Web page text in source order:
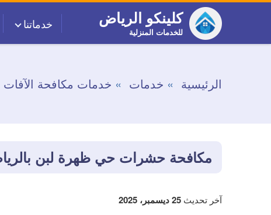
كلينكو الرياض
للخدمات المنزلية
خدماتنا
الرئيسية خدمات خدمات مكافحة الآفات
مكافحة حشرات حي ظهرة لبن
آخر تحديث 25 ديسمبر، 2025